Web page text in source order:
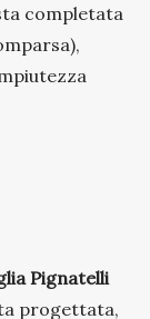
completata
Pignatelli
progettata,